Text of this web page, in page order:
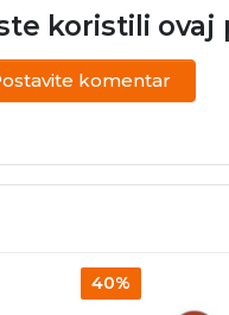
koristili ovaj
komentar
40%